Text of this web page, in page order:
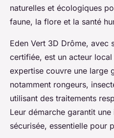
naturelles et écologiques
faune, la flore et la santé
Eden Vert 3D Drôme, avec
certifiée, est un acteur
expertise couvre une large
notamment rongeurs,
utilisant des traitements
Leur démarche garantit
sécurisée, essentielle pour